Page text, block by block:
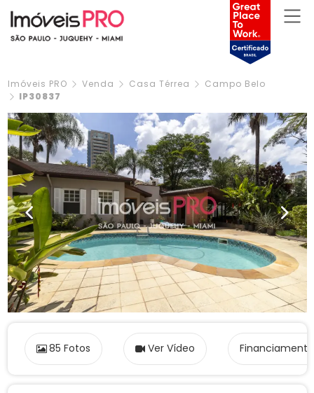
Imóveis PRO Venda Casa Térrea
Campo Belo
IP30837
Previous Next
85 Fotos Ver Vídeo Financiamento